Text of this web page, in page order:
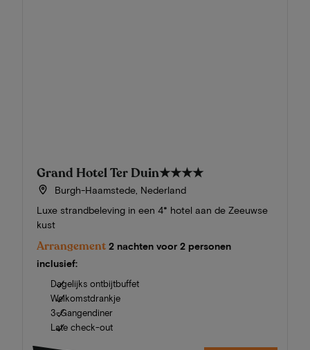
Grand Hotel Ter Duin★★★★
Burgh-Haamstede, Nederland
Luxe strandbeleving in een 4* hotel aan de Zeeuwse
kust
Arrangement 2 nachten voor 2 personen
inclusief:
Dagelijks ontbijtbuffet
Welkomstdrankje
3-Gangendiner
Late check-out